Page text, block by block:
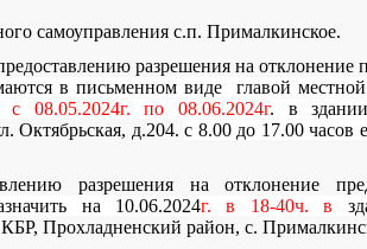
самоуправления с.п. Прималкинское.
разрешения на отклонение
в письменном виде главой
с 08.05.2024г. по 08.06.2024г. в
Октябрьская, д.204.с 8.00 до 17.00
разрешения на отклонение
на 10.06.2024г. в 18-40ч. в
КБР, Прохладненский район, с.